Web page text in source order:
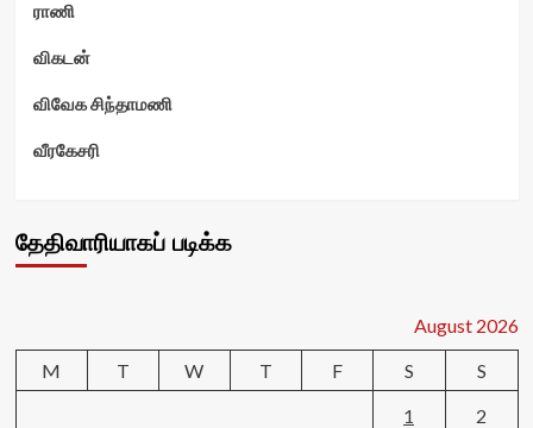
ராணி
விகடன்
விவேக சிந்தாமணி
வீரகேசரி
தேதிவாரியாகப் படிக்க
August 2026
M
T W T F S
S
1
2